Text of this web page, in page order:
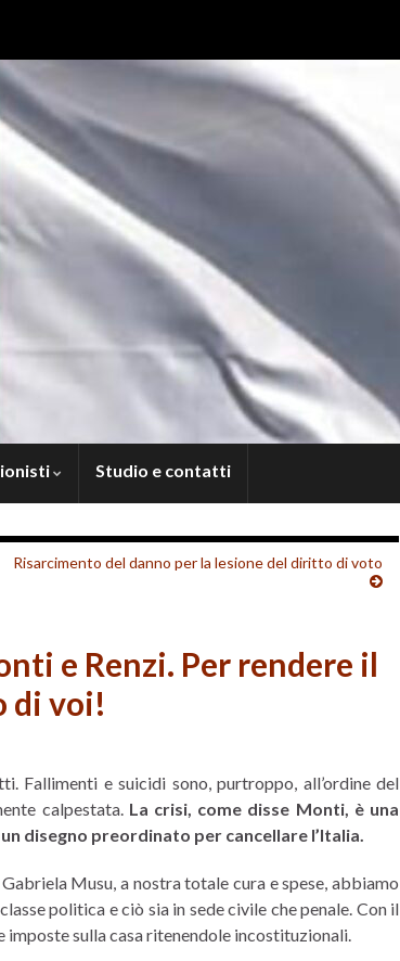
Studio e contatti
Risarcimento del danno per la lesione del diritto di voto
e Renzi. Per rendere il
di voi!
Fallimenti e suicidi sono, purtroppo, all’ordine del
calpestata. La crisi, come disse Monti, è una
disegno preordinato per cancellare l’Italia.
Musu, a nostra totale cura e spese, abbiamo
politica e ciò sia in sede civile che penale. Con il
sulla casa ritenendole incostituzionali.